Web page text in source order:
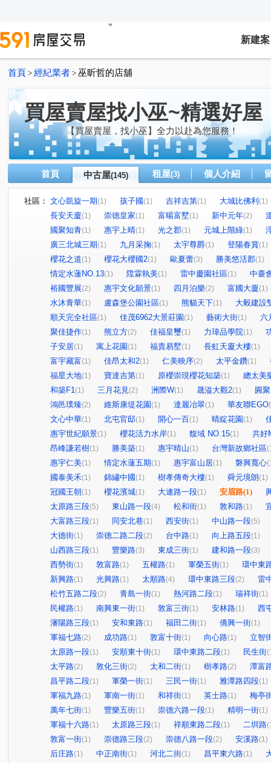
新建案
首頁 > 經紀業者 > 巫昕哲的店舖
買屋賣屋找小巫~精選好屋
【買屋賣屋，找小巫】全力以赴為您服務！
首頁 中古屋(145) 租屋(3) 個人介紹
社區： 文心凱旋一期(1) 孩子國(1) 吉祥吉第(1) 大城比佛利 (1)
長安天廈(1) 崇德皇家(1) 富暘富墅(1) 新中元年(2)
國聚知青(1) 惠宇上晴(1) 光之郡(1) 元城上階綠(1)
廣三北城三期(1) 九月采掬(1) 太宇尊爵(1) 登陽春賞(1)
櫻花之道(1) 櫻花大櫻國2(1) 歐夏蕾(3) 勝美悠活郡(1)
情定水蓮NO.13(1) 陞霖執美(1) 雷中慶園社區(1)
中臺
裕國豐展(2) 惠宇文化願景(1) 四月泊樂(2) 富國大廈(1)
水沐青華(1) 盧森堡公園社區(1) 熊貓天下(1)
大毅建設
順天完全社區(1) 佳茂6962大景莊園 (1) 藝術大街(1)
六
聚佳捷作(1) 熊立方(2) 佳福皇璽(1) 力瑋品學院(1)
子安居(1) 寓上花園 (1) 福貴易墅(1) 長虹天廈大樓(1)
富宇藏富(1) 佳昂太和2(1) 仁美映序(2) 太平金鑽(1)
福星大地(1) 寶達吉第(1) 原櫻崇現櫻花知築(1)
總太美
和築F1(1) 三月花見(2) 洲際W(1) 晟溢大觀2(1)
圓
鴻邑璞臻(2) 維斯康堤花園 (1) 達麗冶翠(1) 華友聯EGO
文心中華(1) 北屯官邸(1) 開心一百(1) 晴綻花園 (1)
惠宇世紀願景(1) 櫻花活力水岸(1) 馥域 NO.15(1)
共好
昂峰謙若樹(1) 勝美築(1) 惠宇晴山(1) 台灣新故鄉社區
惠宇仁美(1) 情定水蓮五期(1) 惠宇富山居(1) 磐興寬心
國泰美禾(1) 錦繡中國 (1) 樹孝傳奇大樓(1) 舜元境朗(1)
冠國王朝(1) 櫻花濱城(1) 大連路一段(1) 安眉路(1)
太原路三段(5) 東山路一段(4) 松和街(1) 敦和路(1)
大富路三段(1) 同安北巷(1) 西安街(1) 中山路一段(5)
大德街(1) 崇德二路二段(2) 台中路(1) 向上路五段(1)
山西路三段(1) 豐樂路(3) 東成三街(1) 建和路一段(3)
西勢街(1) 敦富路(1) 五權路(1) 軍榮五街(1)
環中東
新興路(1) 光興路(1) 太順路(4) 環中東路三段(2)
雷
松竹五路二段(2) 青島一街(1) 熱河路二段(1) 瑞祥街(1)
民權路(1) 南興東一街(1) 敦富三街(1) 安林路(1)
西
瀋陽路三段(1) 安和東路(1) 福田二街(1) 僑興一街(1)
軍福七路(2) 成功路(1) 敦富十街(1) 向心路(1)
立智
太原路一段(1) 安順東十街(1) 環中東路二段(1) 民生街
太平路(2) 敦化三街(2) 太和二街(1) 樹孝路(2)
潭富
昌平路二段(1) 軍榮一街(1) 三民一街(1) 雅潭路四段(1)
軍福九路(1) 軍南一街(1) 和祥街(1) 英士路(1)
梅亭
萬年七街(1) 豐樂五街(1) 崇德六路一段(1) 精明一街(1)
軍福十六路(1) 太原路三段(1) 祥順東路二段(1) 二圳路
敦富一街(1) 崇德路三段(2) 崇德八路一段(2) 安溪路(1)
后庄路(1) 中正南街(1) 河北二街(1) 昌平東六路(1)